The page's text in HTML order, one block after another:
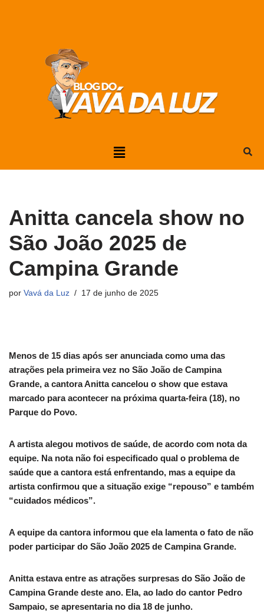
Anitta cancela show no
São João 2025 de
Campina Grande
por Vavá da Luz 17 de junho de 2025
Menos de 15 dias após ser anunciada como uma das
atrações pela primeira vez no São João de Campina
Grande, a cantora Anitta cancelou o show que estava
marcado para acontecer na próxima quarta-feira (18), no
Parque do Povo.
A artista alegou motivos de saúde, de acordo com nota da
equipe. Na nota não foi especificado qual o problema de
saúde que a cantora está enfrentando, mas a equipe da
artista confirmou que a situação exige “repouso” e também
“cuidados médicos”.
A equipe da cantora informou que ela lamenta o fato de não
poder participar do São João 2025 de Campina Grande.
Anitta estava entre as atrações surpresas do São João de
Campina Grande deste ano. Ela, ao lado do cantor Pedro
Sampaio, se apresentaria no dia 18 de junho.